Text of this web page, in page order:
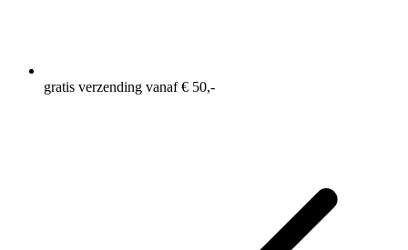
gratis verzending vanaf € 50,-